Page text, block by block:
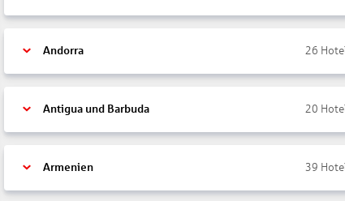
Andorra 26
Antigua und Barbuda 20
Armenien 39